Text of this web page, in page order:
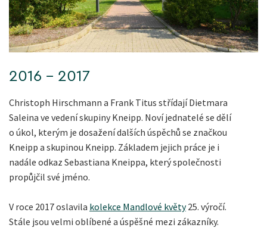
2016 - 2017
Christoph Hirschmann a Frank Titus střídají Dietmara
Saleina ve vedení skupiny Kneipp. Noví jednatelé se dělí
o úkol, kterým je dosažení dalších úspěchů se značkou
Kneipp a skupinou Kneipp. Základem jejich práce je i
nadále odkaz Sebastiana Kneippa, který společnosti
propůjčil své jméno.
V roce 2017 oslavila kolekce Mandlové květy25. výročí.
Stále jsou velmi oblíbené a úspěšné mezi zákazníky.